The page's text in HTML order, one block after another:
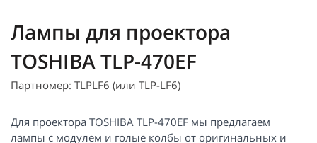
Лампы для проектора
TOSHIBA TLP-470EF
Партномер: TLPLF6 (или TLP-LF6)
Для проектора TOSHIBA TLP-470EF мы предлагаем
лампы с модулем и голые колбы от оригинальных и